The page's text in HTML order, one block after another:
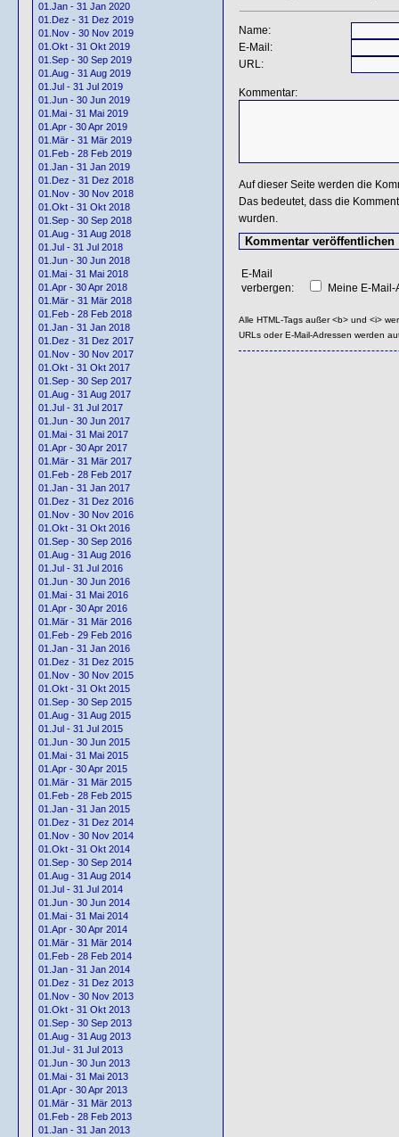
01.Jan - 31 Jan 2020
01.Dez - 31 Dez 2019
01.Nov - 30 Nov 2019
01.Okt - 31 Okt 2019
01.Sep - 30 Sep 2019
01.Aug - 31 Aug 2019
01.Jul - 31 Jul 2019
01.Jun - 30 Jun 2019
01.Mai - 31 Mai 2019
01.Apr - 30 Apr 2019
01.Mär - 31 Mär 2019
01.Feb - 28 Feb 2019
01.Jan - 31 Jan 2019
01.Dez - 31 Dez 2018
01.Nov - 30 Nov 2018
01.Okt - 31 Okt 2018
01.Sep - 30 Sep 2018
01.Aug - 31 Aug 2018
01.Jul - 31 Jul 2018
01.Jun - 30 Jun 2018
01.Mai - 31 Mai 2018
01.Apr - 30 Apr 2018
01.Mär - 31 Mär 2018
01.Feb - 28 Feb 2018
01.Jan - 31 Jan 2018
01.Dez - 31 Dez 2017
01.Nov - 30 Nov 2017
01.Okt - 31 Okt 2017
01.Sep - 30 Sep 2017
01.Aug - 31 Aug 2017
01.Jul - 31 Jul 2017
01.Jun - 30 Jun 2017
01.Mai - 31 Mai 2017
01.Apr - 30 Apr 2017
01.Mär - 31 Mär 2017
01.Feb - 28 Feb 2017
01.Jan - 31 Jan 2017
01.Dez - 31 Dez 2016
01.Nov - 30 Nov 2016
01.Okt - 31 Okt 2016
01.Sep - 30 Sep 2016
01.Aug - 31 Aug 2016
01.Jul - 31 Jul 2016
01.Jun - 30 Jun 2016
01.Mai - 31 Mai 2016
01.Apr - 30 Apr 2016
01.Mär - 31 Mär 2016
01.Feb - 29 Feb 2016
01.Jan - 31 Jan 2016
01.Dez - 31 Dez 2015
01.Nov - 30 Nov 2015
01.Okt - 31 Okt 2015
01.Sep - 30 Sep 2015
01.Aug - 31 Aug 2015
01.Jul - 31 Jul 2015
01.Jun - 30 Jun 2015
01.Mai - 31 Mai 2015
01.Apr - 30 Apr 2015
01.Mär - 31 Mär 2015
01.Feb - 28 Feb 2015
01.Jan - 31 Jan 2015
01.Dez - 31 Dez 2014
01.Nov - 30 Nov 2014
01.Okt - 31 Okt 2014
01.Sep - 30 Sep 2014
01.Aug - 31 Aug 2014
01.Jul - 31 Jul 2014
01.Jun - 30 Jun 2014
01.Mai - 31 Mai 2014
01.Apr - 30 Apr 2014
01.Mär - 31 Mär 2014
01.Feb - 28 Feb 2014
01.Jan - 31 Jan 2014
01.Dez - 31 Dez 2013
01.Nov - 30 Nov 2013
01.Okt - 31 Okt 2013
01.Sep - 30 Sep 2013
01.Aug - 31 Aug 2013
01.Jul - 31 Jul 2013
01.Jun - 30 Jun 2013
01.Mai - 31 Mai 2013
01.Apr - 30 Apr 2013
01.Mär - 31 Mär 2013
01.Feb - 28 Feb 2013
01.Jan - 31 Jan 2013
Name:
E-Mail:
URL:
Kommentar:
Auf dieser Seite werden die
Das bedeutet, dass die
wurden.
E-Mail
verbergen:
Meine E-
Alle HTML-Tags außer <b> und <i>
URLs oder E-Mail-Adressen werden